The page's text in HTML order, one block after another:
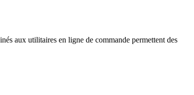
aux utilitaires en ligne de commande permettent des